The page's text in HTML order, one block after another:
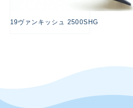
19ヴァンキッシュ 2500SHG